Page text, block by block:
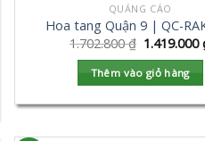
QUẢNG CÁO
Hoa tang Quận 9 | QC-
1.702.800₫ 1.419.000
Thêm vào giỏ hàng